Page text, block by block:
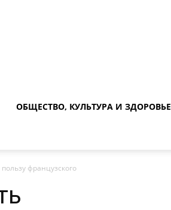
ОБЩЕСТВО, КУЛЬТУРА И ЗДОРОВЬЕ
французского